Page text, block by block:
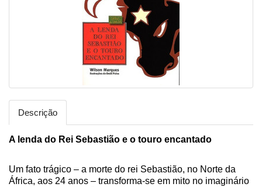
Descrição
A lenda do Rei Sebastião e o touro encantado
Um fato trágico – a morte do rei Sebastião, no Norte da
África, aos 24 anos – transforma-se em mito no imaginário